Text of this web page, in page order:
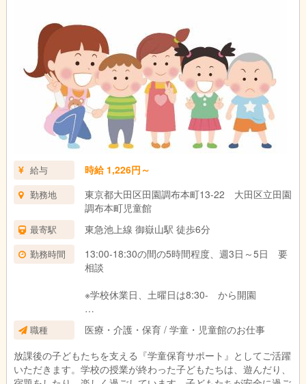
給与 時給 1,226円～
勤務地
東京都大田区田園調布本町13-22 大田区立田園
調布本町児童館
最寄駅 東急池上線 御嶽山駅 徒歩6分
勤務時間
13:00-18:30の間の5時間程度、週3日～5日 要
相談
※学校休業日、土曜日は8:30- から開園
＊パート勤務の場合は、ご希望に応じて次の時
間数に対応可能です。
・週に20時間未満、 週に20時間以上30時間
未満、 週に30時間以上
職種
医療・介護・保育 / 学童・児童館のお仕事
放課後の子どもたちを支える『学童保育サポート』としてご活躍
いただきます。学校の授業が終わった子どもたちは、遊んだり、